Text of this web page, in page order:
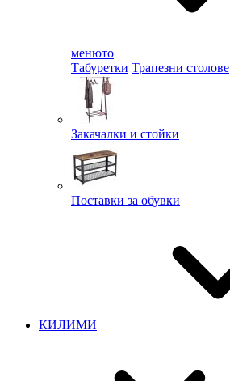
менюто
Табуретки Трапезни столове
Закачалки и стойки
Поставки за обувки
КИЛИМИ